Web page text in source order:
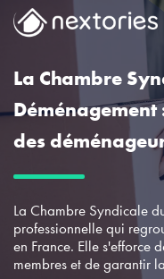
La Chambre
des
La Chambre Syndicale
professionnelle qui
en France. Elle s'efforce
membres et de garantir